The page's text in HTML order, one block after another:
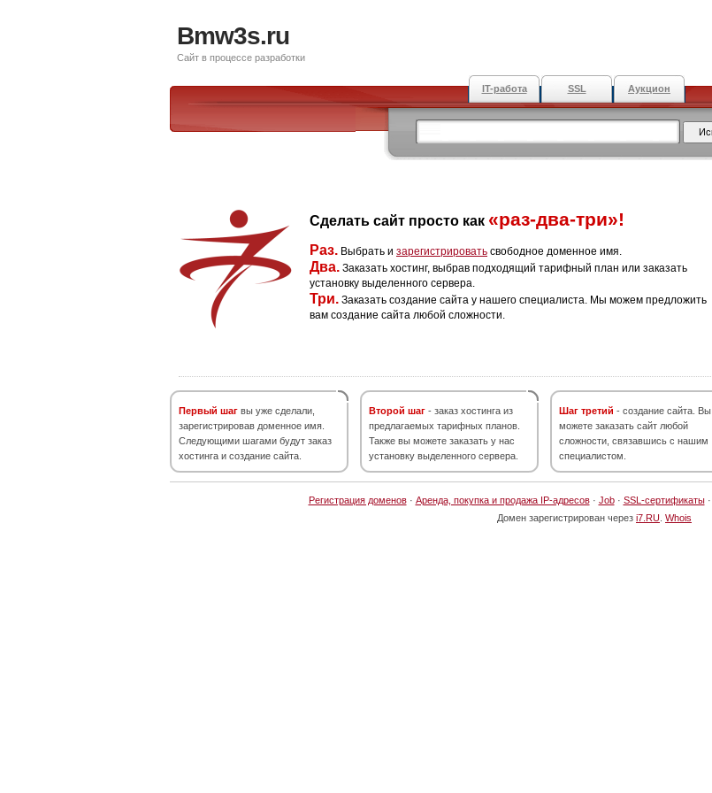
Bmw3s.ru
Сайт в процессе разработки
IT-работа SSL Аукцион
Сделать сайт просто как «раз-два-три»!
Раз. Выбрать и зарегистрировать свободное доменное имя.
Два. Заказать хостинг, выбрав подходящий тарифный план или заказать
установку выделенного сервера.
Три. Заказать создание сайта у нашего специалиста. Мы можем предложить
вам создание сайта любой сложности.
Первый шаг вы уже сделали,
зарегистрировав доменное имя.
Следующими шагами будут заказ
хостинга и создание сайта.
Второй шаг - заказ хостинга из
предлагаемых тарифных планов.
Также вы можете заказать у нас
установку выделенного сервера.
Шаг третий - создание сайта. Вы
можете заказать сайт любой
сложности, связавшись с нашим
специалистом.
Регистрация доменов· Аренда, покупка и продажа IP-адресов· Job· SSL-сертификаты·
Домен зарегистрирован через i7.RU Whois